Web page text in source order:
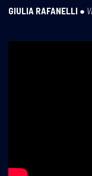
GIULIA RAFANELLI ●